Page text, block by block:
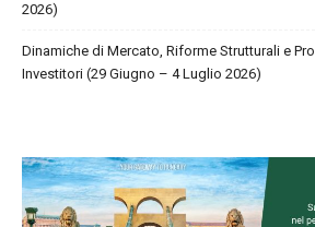
2026)
Dinamiche di Mercato, Riforme Strutturali e
Investitori (29 Giugno – 4 Luglio 2026)